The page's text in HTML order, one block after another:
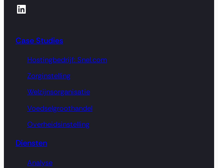
LinkedIn
Case Studies
Hostingbedrijf: Snel.com
Zorginstelling
Welzijnsorganisatie
Voedselgroothandel
Overheidsinstelling
Diensten
Analyse